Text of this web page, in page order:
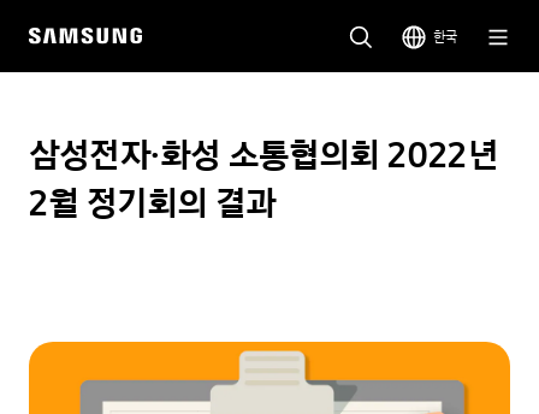
한국
삼성전자·화성 소통협의회 2022년
2월 정기회의 결과